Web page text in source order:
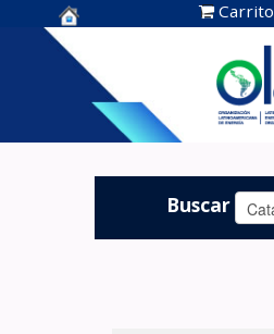
Centro de
Documentación
OLADE -
Carrito
Buscar